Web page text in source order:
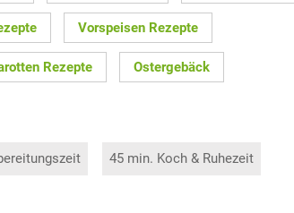
Vorspeisen Rezepte
Rezepte Ostergebäck
45 min. Koch & Ruhezeit